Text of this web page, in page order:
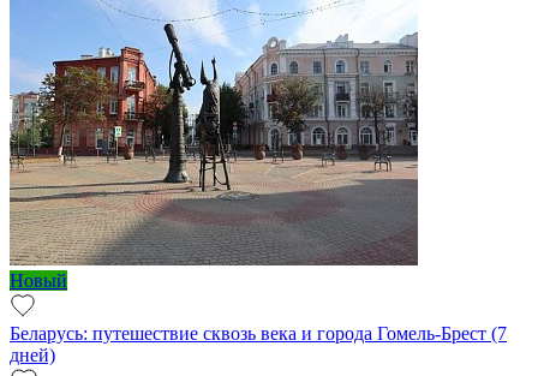
Новый
Беларусь: путешествие сквозь века и города Гомель-Брест (7
дней)